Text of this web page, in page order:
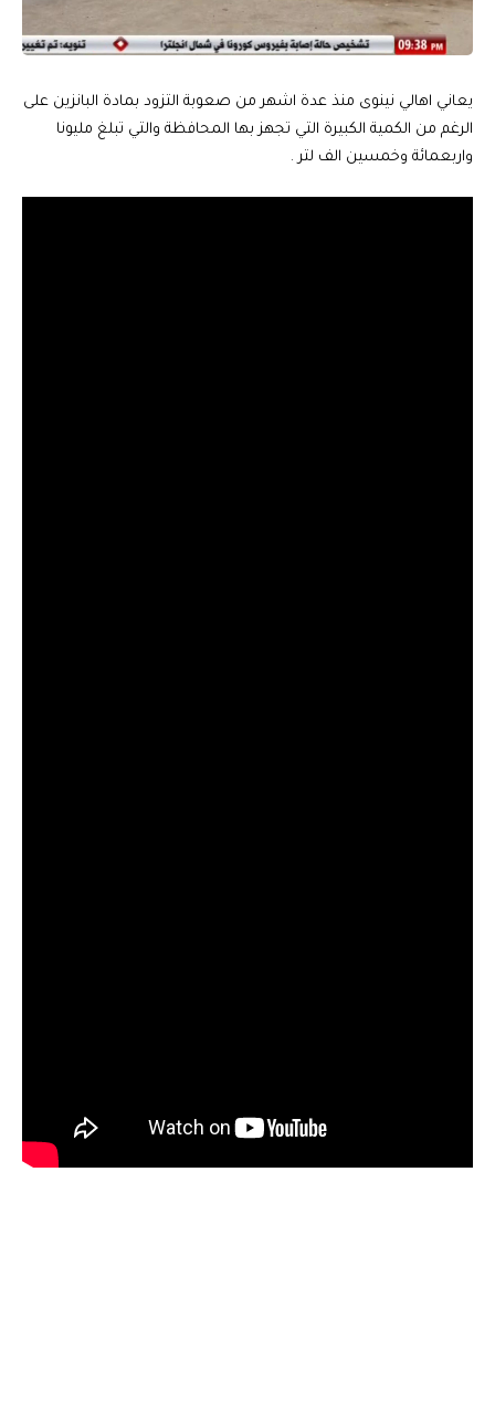
يعاني اهالي نينوى منذ عدة اشهر من صعوبة التزود بمادة البانزين على
الرغم من الكمية الكبيرة التي تجهز بها المحافظة والتي تبلغ مليونا
واربعمائة وخمسين الف لتر .